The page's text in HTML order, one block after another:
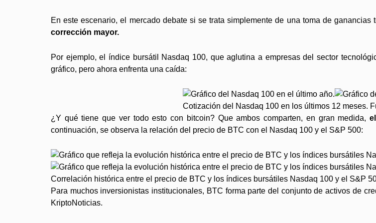
En este escenario, el mercado debate si se trata simplemente de una toma de
corrección mayor.
Por ejemplo, el índice bursátil Nasdaq 100, que aglutina a empresas del sector
gráfico, pero ahora enfrenta una caída:
Cotización del Nasdaq 100 en los últimos 12 meses.
¿Y qué tiene que ver todo esto con bitcoin? Que ambos comparten, en gran medida,
continuación, se observa la relación del precio de BTC con el Nasdaq 100 y el S&P 500:
Correlación histórica entre el precio de BTC y los índices bursátiles Nasdaq 100 y el S&P
Para muchos inversionistas institucionales, BTC forma parte del conjunto de activos de
KriptoNoticias.